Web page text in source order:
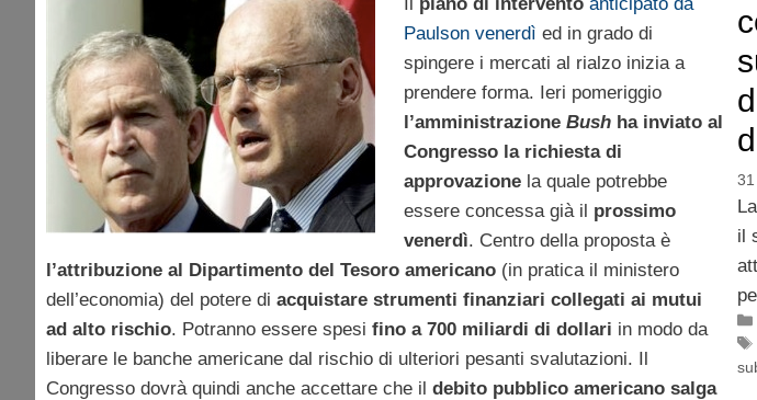
Paulson venerdì ed in grado di
spingere i mercati al rialzo inizia a
prendere forma. Ieri pomeriggio
l’amministrazione Bushha inviato al
Congresso la richiesta di
approvazionela quale potrebbe
essere concessa già il prossimo
venerdì. Centro della proposta è
l’attribuzione al Dipartimento del Tesoro americano (in pratica il ministero
dell’economia) del potere di acquistare strumenti finanziari collegati ai mutui
ad alto rischio. Potranno essere spesi fino a 700 miliardi di dollari in modo da
liberare le banche americane dal rischio di ulteriori pesanti svalutazioni. Il
Congresso dovrà quindi anche accettare che il debito pubblico americano salga
il